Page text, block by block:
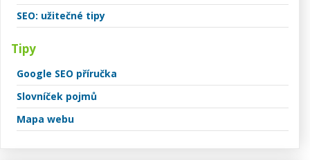
SEO: užitečné tipy
Tipy
Google SEO příručka
Slovníček pojmů
Mapa webu